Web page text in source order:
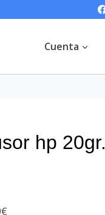
Cuenta
hp 20gr.